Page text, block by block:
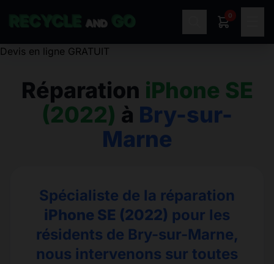
AND
0
Réparation iPhone SE
(2022) à Bry-sur-
Marne
Spécialiste de la réparation
iPhone SE (2022) pour les
résidents de Bry-sur-Marne,
nous intervenons sur toutes